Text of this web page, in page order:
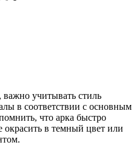
учитывать стиль
в соответствии с основным
что арка быстро
окрасить в темный цвет или